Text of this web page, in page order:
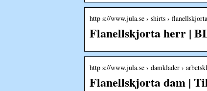
http s://www.jula.se › shirts ›
Flanellskjorta herr |
http s://www.jula.se › damklader ›
Flanellskjorta dam |